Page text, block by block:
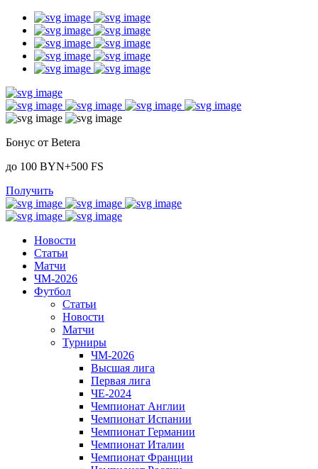
Бонус от Betera
до 100 BYN+500 FS
Получить
Новости
Статьи
Матчи
ЧМ-2026
Футбол
Статьи
Новости
Матчи
Турниры
ЧМ-2026
Высшая лига
Первая лига
ЧЕ-2024
Чемпионат Англии
Чемпионат Испании
Чемпионат Германии
Чемпионат Италии
Чемпионат Франции